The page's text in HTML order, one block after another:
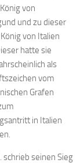
von
und zu dieser
von Italien
hatte sie
als
vom
Grafen
in Italien
schrieb seinen Sieg